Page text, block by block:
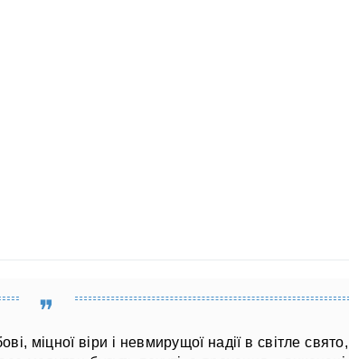
міцної віри і невмирущої надії в світле свято,